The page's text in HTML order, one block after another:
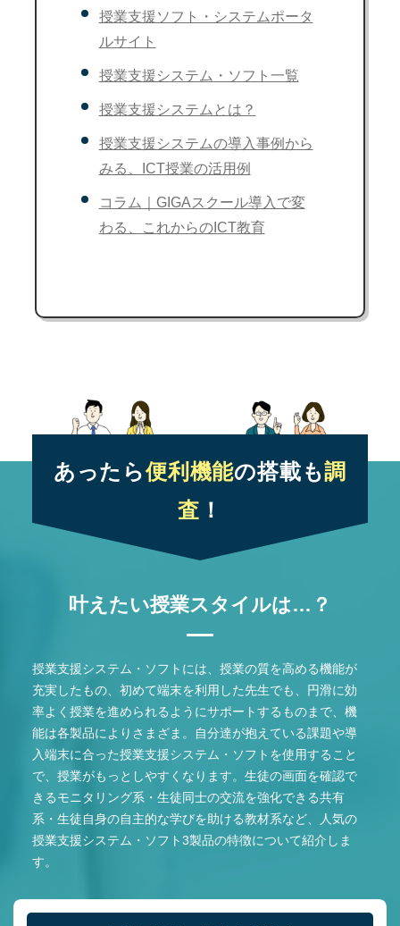
授業支援ソフト・システムポータ
ルサイト
授業支援システム・ソフト一覧
授業支援システムとは？
授業支援システムの導入事例から
みる、ICT授業の活用例
コラム｜GIGAスクール導入で変
わる、これからのICT教育
あったら便利機能の搭載も調
査 ！
叶えたい授業スタイルは…？
授業支援システム・ソフトには、授業の質を高める機能が
充実したもの、初めて端末を利用した先生でも、円滑に効
率よく授業を進められるようにサポートするものまで、機
能は各製品によりさまざま。自分達が抱えている課題や導
入端末に合った授業支援システム・ソフトを使用すること
で、授業がもっとしやすくなります。生徒の画面を確認で
きるモニタリング系・生徒同士の交流を強化できる共有
系・生徒自身の自主的な学びを助ける教材系など、人気の
授業支援システム・ソフト3製品の特徴について紹介しま
す。